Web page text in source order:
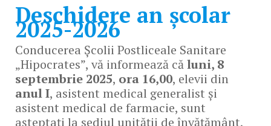
Deschidere an școlar
2025-2026
Conducerea Școlii Postliceale Sanitare
„Hipocrates”, vă informează căluni, 8
septembrie 2025, ora 16,00, elevii din
anul I, asistent medical generalist și
asistent medical de farmacie, sunt
așteptați la sediul unității de învățământ,